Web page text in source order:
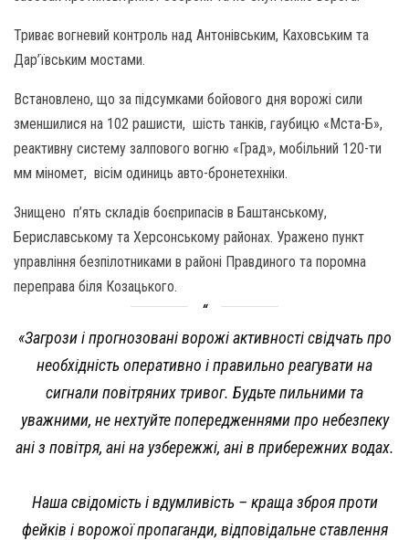
Триває вогневий контроль над Антонівським, Каховським та
Дар’ївським мостами.
Встановлено, що за підсумками бойового дня ворожі сили
зменшилися на 102 рашисти, шість танків, гаубицю «Мста-Б»,
реактивну систему залпового вогню «Град», мобільний 120-ти
мм міномет, вісім одиниць авто-бронетехніки.
Знищено п’ять складів боєприпасів в Баштанському,
Бериславському та Херсонському районах. Уражено пункт
управління безпілотниками в районі Правдиного та поромна
переправа біля Козацького.
«Загрози і прогнозовані ворожі активності свідчать про
необхідність оперативно і правильно реагувати на
сигнали повітряних тривог. Будьте пильними та
уважними, не нехтуйте попередженнями про небезпеку
ані з повітря, ані на узбережжі, ані в прибережних водах.
Наша свідомість і вдумливість – краща зброя проти
фейків і ворожої пропаганди, відповідальне ставлення